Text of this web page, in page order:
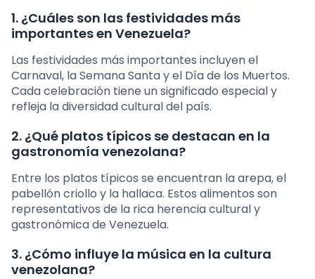
1. ¿Cuáles son las festividades más
importantes en Venezuela?
Las festividades más importantes incluyen el
Carnaval, la Semana Santa y el Día de los Muertos.
Cada celebración tiene un significado especial y
refleja la diversidad cultural del país.
2. ¿Qué platos típicos se destacan en la
gastronomía venezolana?
Entre los platos típicos se encuentran la arepa, el
pabellón criollo y la hallaca. Estos alimentos son
representativos de la rica herencia cultural y
gastronómica de Venezuela.
3. ¿Cómo influye la música en la cultura
venezolana?